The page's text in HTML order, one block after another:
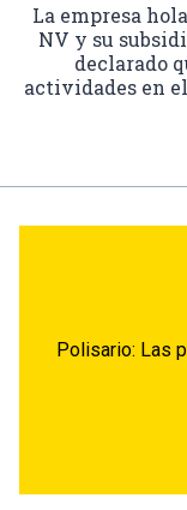
La empresa
NV y su
declarado
actividades en
Polisario: Las